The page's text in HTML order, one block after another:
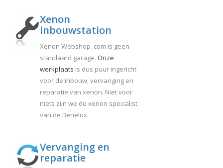
Xenon
inbouwstation
Xenon Webshop .com is geen
standaard garage. Onze
werkplaats is dus puur ingericht
voor de inbouw, vervanging en
reparatie van xenon. Niet voor
niets zijn we de xenon specialist
van de Benelux.
Vervanging en
reparatie